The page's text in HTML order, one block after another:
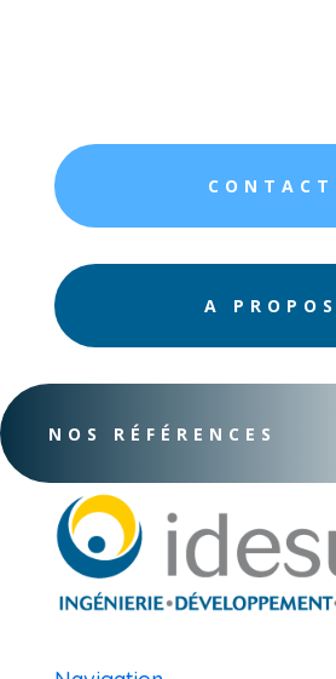
CONTACT
A PROPOS
NOS RÉFÉRENCES